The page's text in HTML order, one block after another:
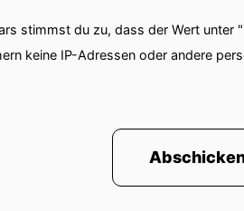
stimmst du zu, dass der Wert
keine IP-Adressen oder andere